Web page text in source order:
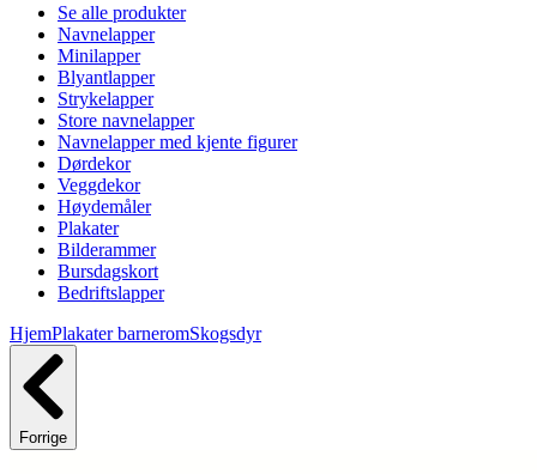
Se alle produkter
Navnelapper
Minilapper
Blyantlapper
Strykelapper
Store navnelapper
Navnelapper med kjente figurer
Dørdekor
Veggdekor
Høydemåler
Plakater
Bilderammer
Bursdagskort
Bedriftslapper
HjemPlakater barneromSkogsdyr
Forrige